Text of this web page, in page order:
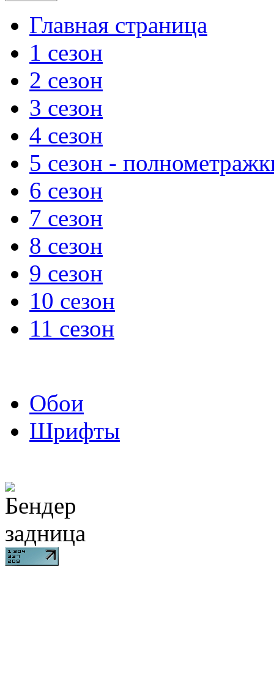
Главная страница
1 сезон
2 сезон
3 сезон
4 сезон
5 сезон -
6 сезон
7 сезон
8 сезон
9 сезон
10 сезон
11 сезон
Обои
Шрифты